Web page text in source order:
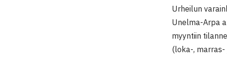
Urheilun
Unelma-Arpa
myyntiin
(loka-,